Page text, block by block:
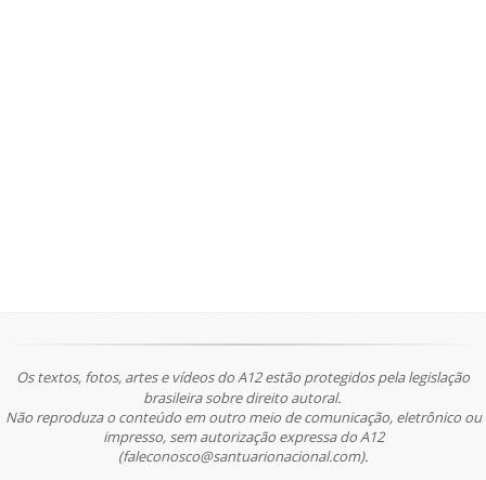
Os textos, fotos, artes e vídeos do A12 estão protegidos pela legislação
brasileira sobre direito autoral.
Não reproduza o conteúdo em outro meio de comunicação, eletrônico ou
impresso, sem autorização expressa do A12
(faleconosco@santuarionacional.com).